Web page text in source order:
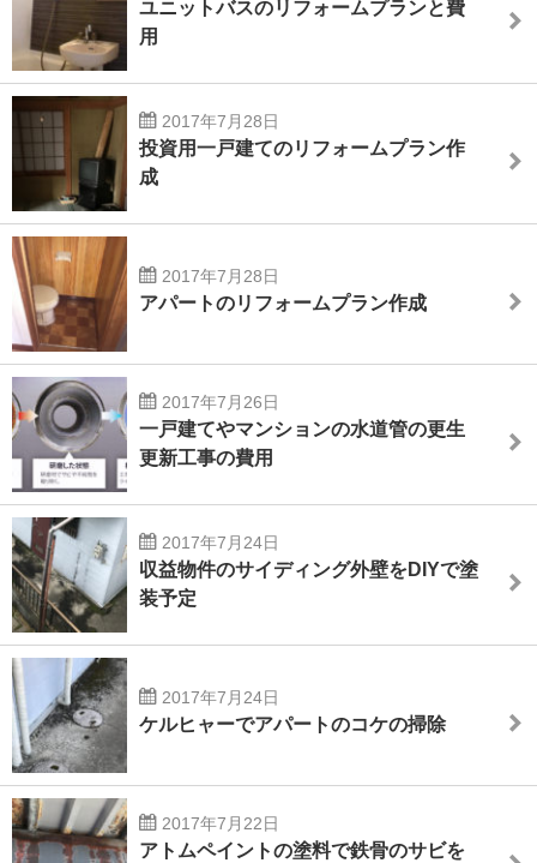
ユニットバスのリフォームプランと費
用
2017年7月28日
投資用一戸建てのリフォームプラン作
成
2017年7月28日
アパートのリフォームプラン作成
2017年7月26日
一戸建てやマンションの水道管の更生
更新工事の費用
2017年7月24日
収益物件のサイディング外壁をDIYで塗
装予定
2017年7月24日
ケルヒャーでアパートのコケの掃除
2017年7月22日
アトムペイントの塗料で鉄骨のサビを